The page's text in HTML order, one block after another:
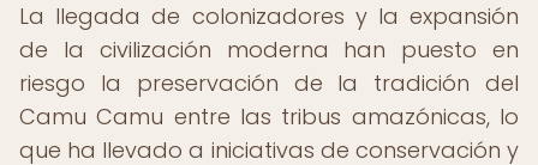
La llegada de colonizadores y la expansión
de la civilización moderna han puesto en
riesgo la preservación de la tradición del
Camu Camu entre las tribus amazónicas, lo
que ha llevado a iniciativas de conservación y